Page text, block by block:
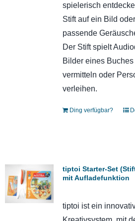
spielerisch
Stift auf ein Bild
passende
Der Stift spielt
Bilder eines
vermitteln oder
verleihen.
Ding verfügbar?
tiptoi Starter-Set
mit Aufladefunktion
tiptoi ist ein